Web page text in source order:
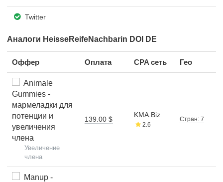
Twitter
Аналоги HeisseReifeNachbarin DOI DE
Оффер Оплата CPA сеть Гео
Animale
Gummies -
мармеладки для
потенции и
увеличения
члена
Увеличение
члена
139.00 $
KMA.Biz
2.6
Стран: 7
Manup -